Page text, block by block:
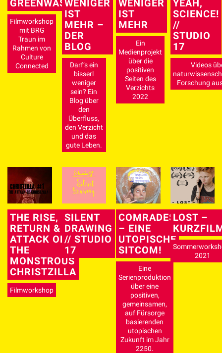
GREENWASHING
Filmworkshop
mit BRG
Traun im
Rahmen von
Culture
Connected
WENIGER
IST
MEHR –
DER
BLOG
Darf’s ein
bisserl
weniger
sein? Ein
Blog über
den
Überfluss,
den Verzicht
und das
gute Leben.
WENIGER
IST
MEHR
Ein
Medienprojekt
über die
positiven
Seiten des
Verzichts
2022
YEAH,
SCIENCE!
//
STUDIO
17
Videos
Forschung
THE RISE,
RETURN &
ATTACK OF
THE
MONSTROUS
CHRISTZILLA
Filmworkshop
SILENT
DRAWING
// STUDIO
17
COMRADES
– EINE
UTOPISCHE
SITCOM!
Eine
Serienproduktion
über eine
positiven,
gemeinsamen,
auf Fürsorge
basierenden
utopischen
Zukunft im Jahr
2250.
LOST –
2021